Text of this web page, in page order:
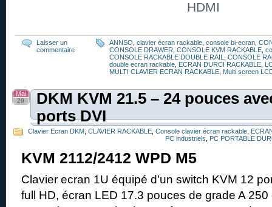
HDMI
Laisser un
commentaire
ANNSO, clavier écran rackable, console bi-ecran,
CONSOLE DRAWER, CONSOLE KVM RACKABLE,
CONSOLE RACKABLE DOUBLE RAIL, CONSOLE
double ecran rackable, ECRAN DURCI RACKABLE,
MULTI CLAVIER ECRAN RACKABLE, Multi screen
DKM KVM 21.5 – 24 pouces
ports DVI
Mai
29
Clavier Ecran DKM, CLAVIER RACKABLE, Console clavier écran rackable,
PC industriels, PC PORTABLE
KVM 2112/2412 WPD M5
Clavier ecran 1U équipé d’un switch KVM 12
full HD, écran LED 17.3 pouces de grade A 250